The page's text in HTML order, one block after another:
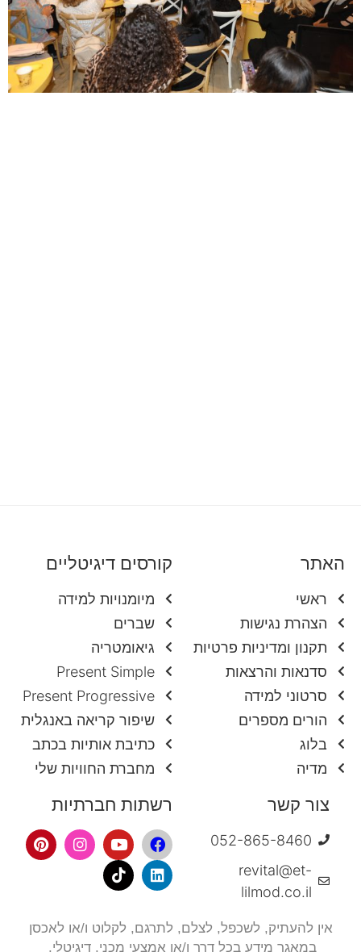
האתר
ראשי
הצהרת נגישות
תקנון ומדיניות פרטיות
סדנאות והרצאות
סרטוני למידה
הורים מספרים
בלוג
מדיה
קורסים דיגיטליים
מיומנויות למידה
שברים
גיאומטריה
Present Simple
Present Progressive
שיפור קריאה באנגלית
כתיבת אותיות בכתב
מחברת החוויות שלי
צור קשר
052-865-8460
revital@et-
lilmod.co.il
רשתות חברתיות
אין להעתיק, לשכפל, לצלם, לתרגם, לקלוט ו/או לאכסן
במאגר מידע בכל דרך ו/או אמצעי מכני, דיגיטלי,